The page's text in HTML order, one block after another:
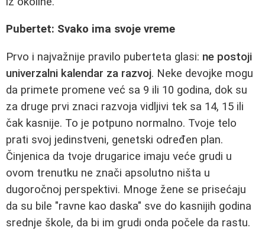
Pubertet: Svako ima svoje vreme
Prvo i najvažnije pravilo puberteta glasi: ne postoji
univerzalni kalendar za razvoj. Neke devojke mogu
da primete promene već sa 9 ili 10 godina, dok su
za druge prvi znaci razvoja vidljivi tek sa 14, 15 ili
čak kasnije. To je potpuno normalno. Tvoje telo
prati svoj jedinstveni, genetski određen plan.
Činjenica da tvoje drugarice imaju veće grudi u
ovom trenutku ne znači apsolutno ništa u
dugoročnoj perspektivi. Mnoge žene se prisećaju
da su bile "ravne kao daska" sve do kasnijih godina
srednje škole, da bi im grudi onda počele da rastu.